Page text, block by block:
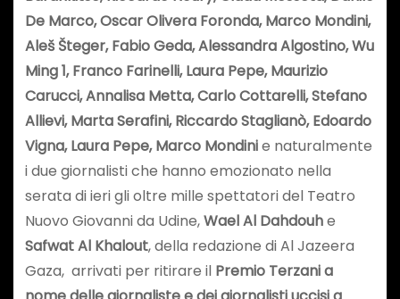
De Marco, Oscar Olivera Foronda, Marco Mondini,
Aleš Šteger, Fabio Geda, Alessandra Algostino, Wu
Ming 1, Franco Farinelli, Laura Pepe, Maurizio
Carucci, Annalisa Metta, Carlo Cottarelli, Stefano
Allievi, Marta Serafini, Riccardo Staglianò, Edoardo
Vigna, Laura Pepe, Marco Mondinie naturalmente
i due giornalisti che hanno emozionato nella
serata di ieri gli oltre mille spettatori del Teatro
Nuovo Giovanni da Udine,Wael Al Dahdouhe
Safwat Al Khalout, della redazione di Al Jazeera
Gaza, arrivati per ritirare il Premio Terzani a